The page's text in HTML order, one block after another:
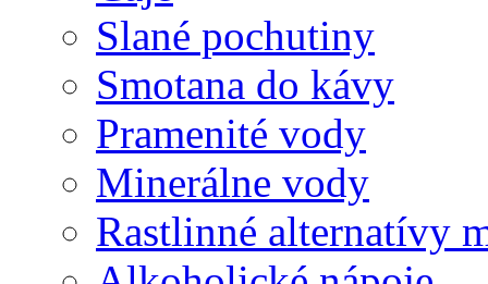
Slané pochutiny
Smotana do kávy
Pramenité vody
Minerálne vody
Rastlinné alternatívy